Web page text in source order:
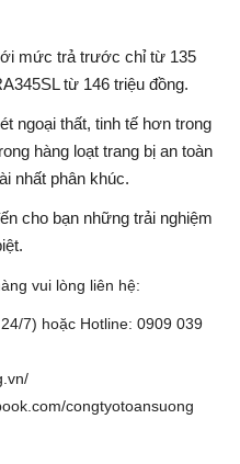
mức trả trước chỉ từ 135
từ 146 triệu đồng.
ngoại thất, tinh tế hơn trong
hàng loạt trang bị an toàn
nhất phân khúc.
cho bạn những trải nghiệm
vui lòng liên hệ:
7) hoặc Hotline: 0909 039
congtyotoansuong